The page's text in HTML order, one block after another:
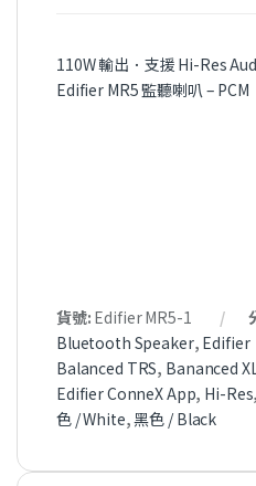
110W 輸出．支援 Hi-Res
Edifier MR5 監聽喇叭 – PCM
貨號: Edifier MR5-1
Bluetooth Speaker, Edifier
Balanced TRS, Bananced
Edifier ConneX App, Hi-Res,
色 / White,黑色 / Black